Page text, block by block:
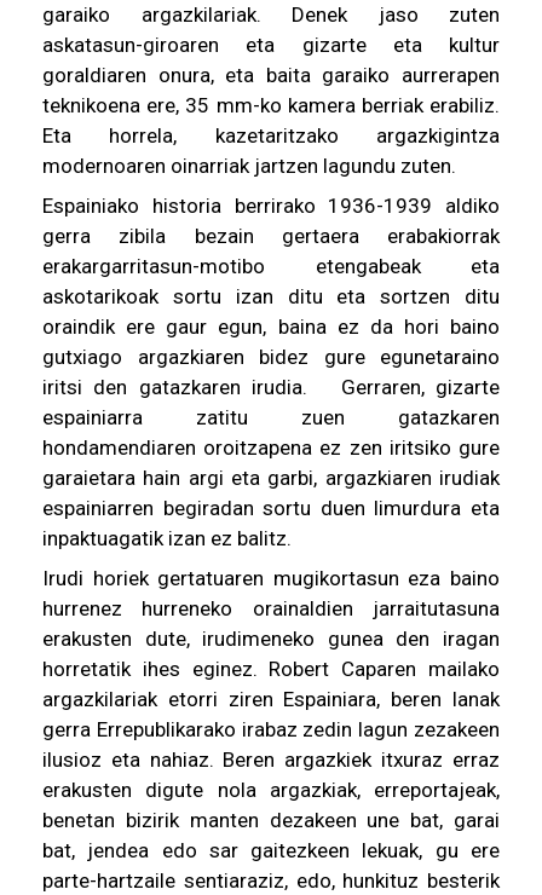
garaiko argazkilariak. Denek jaso zuten
askatasun-giroaren eta gizarte eta kultur
goraldiaren onura, eta baita garaiko aurrerapen
teknikoena ere, 35 mm-ko kamera berriak erabiliz.
Eta horrela, kazetaritzako argazkigintza
modernoaren oinarriak jartzen lagundu zuten.
Espainiako historia berrirako 1936-1939 aldiko
gerra zibila bezain gertaera erabakiorrak
erakargarritasun-motibo etengabeak eta
askotarikoak sortu izan ditu eta sortzen ditu
oraindik ere gaur egun, baina ez da hori baino
gutxiago argazkiaren bidez gure egunetaraino
iritsi den gatazkaren irudia. Gerraren, gizarte
espainiarra zatitu zuen gatazkaren
hondamendiaren oroitzapena ez zen iritsiko gure
garaietara hain argi eta garbi, argazkiaren irudiak
espainiarren begiradan sortu duen limurdura eta
inpaktuagatik izan ez balitz.
Irudi horiek gertatuaren mugikortasun eza baino
hurrenez hurreneko orainaldien jarraitutasuna
erakusten dute, irudimeneko gunea den iragan
horretatik ihes eginez. Robert Caparen mailako
argazkilariak etorri ziren Espainiara, beren lanak
gerra Errepublikarako irabaz zedin lagun zezakeen
ilusioz eta nahiaz. Beren argazkiek itxuraz erraz
erakusten digute nola argazkiak, erreportajeak,
benetan bizirik manten dezakeen une bat, garai
bat, jendea edo sar gaitezkeen lekuak, gu ere
parte-hartzaile sentiaraziz, edo, hunkituz besterik